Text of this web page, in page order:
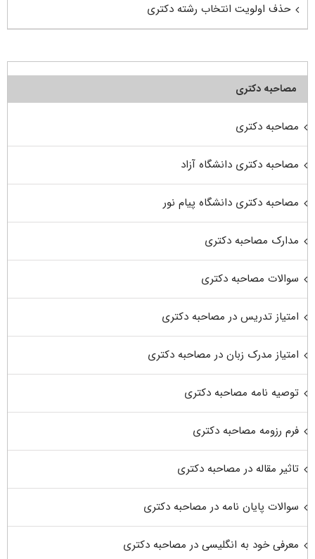
حذف اولویت انتخاب رشته دکتری
مصاحبه دکتری
مصاحبه دکتری
مصاحبه دکتری دانشگاه آزاد
مصاحبه دکتری دانشگاه پیام نور
مدارک مصاحبه دکتری
سوالات مصاحبه دکتری
امتیاز تدریس در مصاحبه دکتری
امتیاز مدرک زبان در مصاحبه دکتری
توصیه نامه مصاحبه دکتری
فرم رزومه مصاحبه دکتری
تاثیر مقاله در مصاحبه دکتری
سوالات پایان نامه در مصاحبه دکتری
معرفی خود به انگلیسی در مصاحبه دکتری